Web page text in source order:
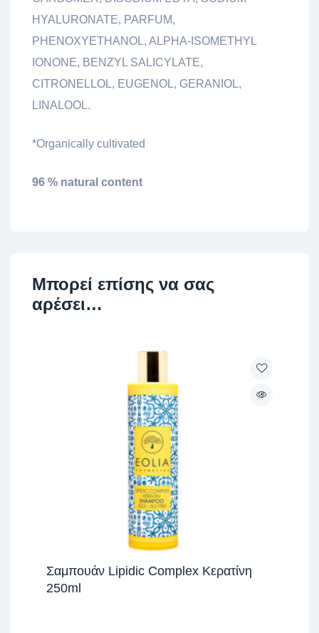
HYALURONATE, PARFUM,
PHENOXYETHANOL, ALPHA-ISOMETHYL
IONONE, BENZYL SALICYLATE,
CITRONELLOL, EUGENOL, GERANIOL,
LINALOOL.
*Organically cultivated
96 % natural content
Μπορεί επίσης να σας
αρέσει…
Σαμπουάν Lipidic Complex Κερατίνη
250ml